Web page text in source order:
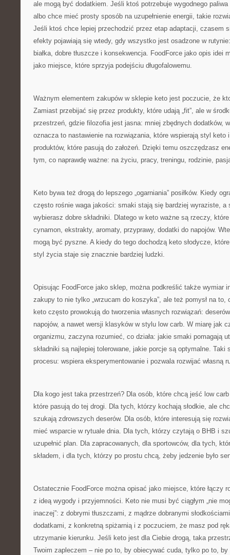
ale mogą być dodatkiem. Jeśli ktoś potrzebuje wygodnego
albo chce mieć prosty sposób na uzupełnienie energii, takie
Jeśli ktoś chce lepiej przechodzić przez etap adaptacji, czasem
efekty pojawiają się wtedy, gdy wszystko jest osadzone w
białka, dobre tłuszcze i konsekwencja. FoodForce jako opis idei
jako miejsce, które sprzyja podejściu długofalowemu.
Ważnym elementem zakupów w sklepie keto jest poczucie, że
Zamiast przebijać się przez produkty, które udają „fit”, ale w
przestrzeń, gdzie filozofia jest jasna: mniej zbędnych dodatków,
oznacza to nastawienie na rozwiązania, które wspierają styl keto
produktów, które pasują do założeń. Dzięki temu oszczędzasz
tym, co naprawdę ważne: na życiu, pracy, treningu, rodzinie,
Keto bywa też drogą do lepszego „ogarniania” posiłków. Kiedy
często rośnie waga jakości: smaki stają się bardziej wyraziste,
wybierasz dobre składniki. Dlatego w keto ważne są rzeczy,
cynamon, ekstrakty, aromaty, przyprawy, dodatki do napojów.
mogą być pyszne. A kiedy do tego dochodzą keto słodycze,
styl życia staje się znacznie bardziej ludzki.
Opisując FoodForce jako sklep, można podkreślić także wymiar
zakupy to nie tylko „wrzucam do koszyka”, ale też pomysł na
keto często prowokują do tworzenia własnych rozwiązań:
napojów, a nawet wersji klasyków w stylu low carb. W miarę jak
organizmu, zaczyna rozumieć, co działa: jakie smaki pomagają
składniki są najlepiej tolerowane, jakie porcje są optymalne. Taki
procesu: wspiera eksperymentowanie i pozwala rozwijać własną
Dla kogo jest taka przestrzeń? Dla osób, które chcą jeść low
które pasują do tej drogi. Dla tych, którzy kochają słodkie, ale
szukają zdrowszych deserów. Dla osób, które interesują się
mieć wsparcie w rytuale dnia. Dla tych, którzy czytają o BHB i
uzupełnić plan. Dla zapracowanych, dla sportowców, dla tych,
składem, i dla tych, którzy po prostu chcą, żeby jedzenie było
Ostatecznie FoodForce można opisać jako miejsce, które łączy
z ideą wygody i przyjemności. Keto nie musi być ciągłym „nie
inaczej”: z dobrymi tłuszczami, z mądrze dobranymi
dodatkami, z konkretną spiżarnią i z poczuciem, że masz pod
utrzymanie kierunku. Jeśli keto jest dla Ciebie drogą, taka
Twoim zapleczem – nie po to, by obiecywać cuda, tylko po to, by